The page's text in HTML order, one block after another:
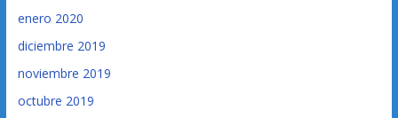
enero 2020
diciembre 2019
noviembre 2019
octubre 2019